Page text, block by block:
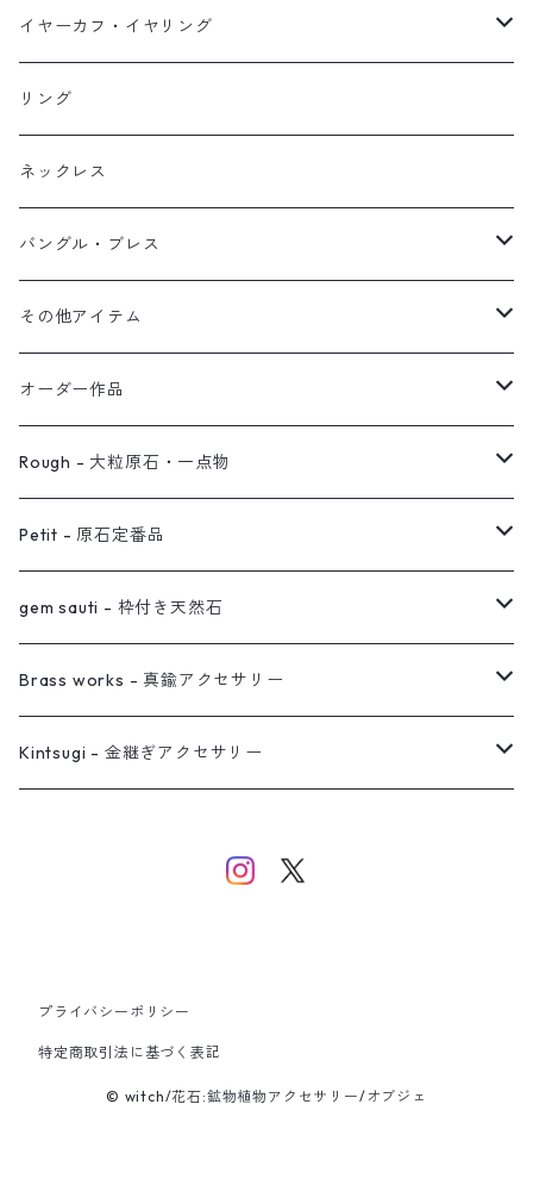
イヤーカフ
イヤリング
ネックレス
リング
ブレス
オブジェ
イヤーカフ
スタッド・一粒
フック・ぶら下がり
フープ
イヤーカフ・イヤリング
原石イヤーカフ
植物イヤーカフ
ぶら下がりイヤーカフ
2連イヤーカフ
イヤリング対応
ノンホールピアス
オーダー用ページ
真鍮イヤーカフ
リング
ネックレス
バングル・ブレス
ブレスレット
バングル
その他アイテム
ブローチ
ヘアアクセサリー
オーダー作品
リング
ネックレス
ピアス
イヤーカフ
バングル
Rough - 大粒原石・一点物
ピアス
リング
ネックレス
イヤーカフ
Petit - 原石定番品
ピアス
リング
ネックレス
gem sauti - 枠付き天然石
ピアス
ネックレス
Brass works - 真鍮アクセサリー
リング
バングル
Kintsugi - 金継ぎアクセサリー
プライバシーポリシー
特定商取引法に基づく表記
© witch/花石:鉱物植物アクセサリー/オブジェ